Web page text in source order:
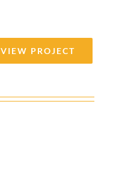
VIEW PROJECT